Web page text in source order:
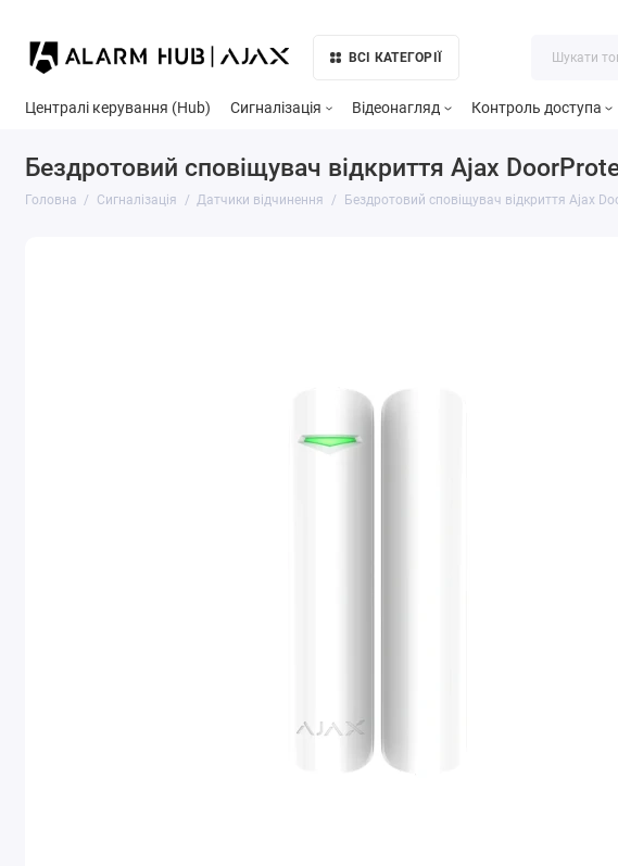
ВСІ КАТЕГОРІЇ
Централі керування (Hub) Сигналізація Відеонагляд Контроль доступа
Бездротовий сповіщувач відкриття Ajax
Головна Сигналізація Датчики відчинення Бездротовий сповіщувач відкриття Ajax